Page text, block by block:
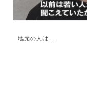
地元の人は…